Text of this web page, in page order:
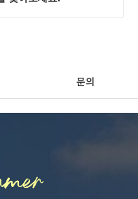
문의